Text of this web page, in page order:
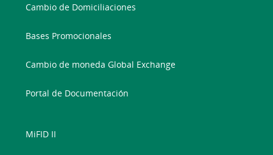
Cambio de Domiciliaciones
Bases Promocionales
Cambio de moneda Global Exchange
Portal de Documentación
MiFID II